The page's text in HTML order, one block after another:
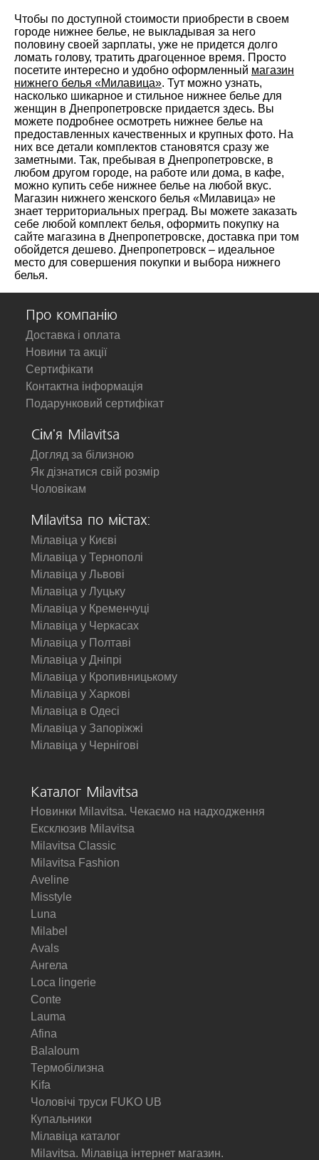
Чтобы по доступной стоимости приобрести в своем
городе нижнее белье, не выкладывая за него
половину своей зарплаты, уже не придется долго
ломать голову, тратить драгоценное время. Просто
посетите интересно и удобно оформленный магазин
нижнего белья «Милавица». Тут можно узнать,
насколько шикарное и стильное нижнее белье для
женщин в Днепропетровске придается здесь. Вы
можете подробнее осмотреть нижнее белье на
предоставленных качественных и крупных фото. На
них все детали комплектов становятся сразу же
заметными. Так, пребывая в Днепропетровске, в
любом другом городе, на работе или дома, в кафе,
можно купить себе нижнее белье на любой вкус.
Магазин нижнего женского белья «Милавица» не
знает территориальных преград. Вы можете заказать
себе любой комплект белья, оформить покупку на
сайте магазина в Днепропетровске, доставка при том
обойдется дешево. Днепропетровск – идеальное
место для совершения покупки и выбора нижнего
белья.
Про компанію
Доставка і оплата
Новини та акції
Сертифікати
Контактна інформація
Подарунковий сертифікат
Сім'я Milavitsa
Догляд за білизною
Як дізнатися свій розмір
Чоловікам
Milavitsa по містах:
Мілавіца у Києві
Мілавіца у Тернополі
Мілавіца у Львові
Мілавіца у Луцьку
Мілавіца у Кременчуці
Мілавіца у Черкасах
Мілавіца у Полтаві
Мілавіца у Дніпрі
Мілавіца у Кропивницькому
Мілавіца у Харкові
Мілавіца в Одесі
Мілавіца у Запоріжжі
Мілавіца у Чернігові
Каталог Milavitsa
Новинки Milavitsa. Чекаємо на надходження
Ексклюзив Milavitsa
Milavitsa Classic
Milavitsa Fashion
Aveline
Misstyle
Luna
Milabel
Avals
Ангела
Loca lingerie
Conte
Lauma
Afina
Balaloum
Термобілизна
Kifa
Чоловічі труси FUKO UB
Купальники
Мілавіца каталог
Milavitsa. Мілавіца інтернет магазин.